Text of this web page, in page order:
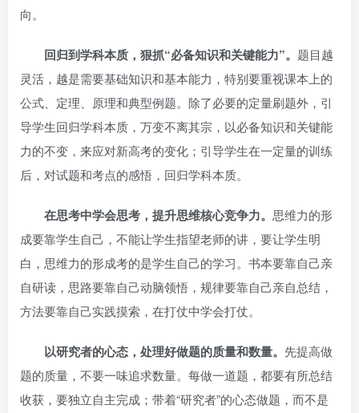
向。
回归到学科本质，狠抓“必备知识和关键能力”。 题目越
灵活，越是需要基础知识和基本能力，特别要重视课本上的
公式、定理、原理和典型例题。除了必要的定量刷题外，引
导学生回归学科本质，万变不离其宗，以必备知识和关键能
力的不变，来应对新高考的变化；引导学生在一定量的训练
后，对试题和考点的感悟，回归学科本质。
在思考中学会思考，提升思维核心竞争力。 思维力的形
成要靠学生自己，不能让学生指望老师的讲，要让学生明
白，思维力的形成考的是学生自己的学习。书本要靠自己亲
自研读，思路要靠自己动脑领悟，规律要靠自己亲自总结，
方法要靠自己实践摸索，在打仗中学会打仗。
以研究者的心态，处理好做题的质量和数量。 先提高做
题的质量，不要一味追求数量。每做一道题，都要有所总结
收获，要独立自主完成；带着“研究者”的心态做题，而不是